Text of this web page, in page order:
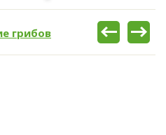
грибов